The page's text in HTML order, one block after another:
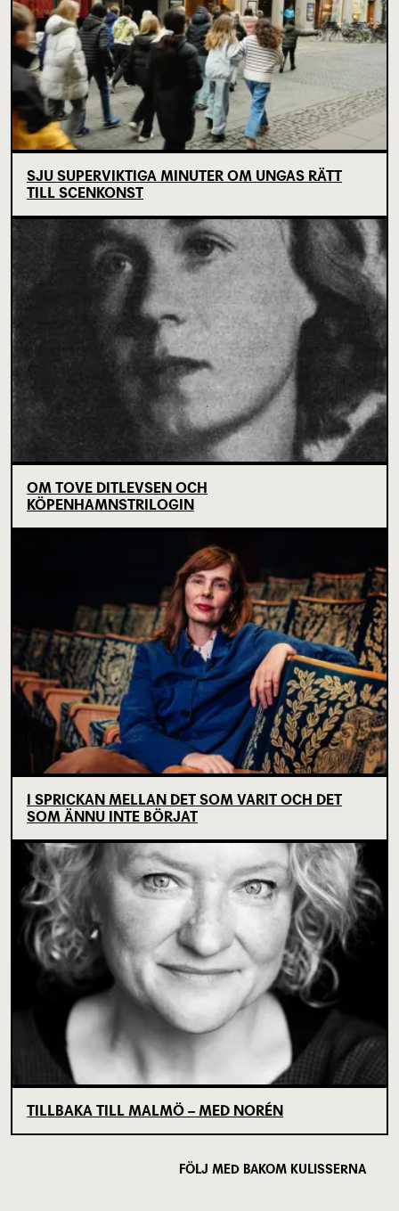
SJU SUPERVIKTIGA MINUTER OM UNGAS RÄTT
TILL SCENKONST
OM TOVE DITLEVSEN OCH
KÖPENHAMNSTRILOGIN
I SPRICKAN MELLAN DET SOM VARIT OCH DET
SOM ÄNNU INTE BÖRJAT
TILLBAKA TILL MALMÖ – MED NORÉN
FÖLJ MED BAKOM KULISSERNA